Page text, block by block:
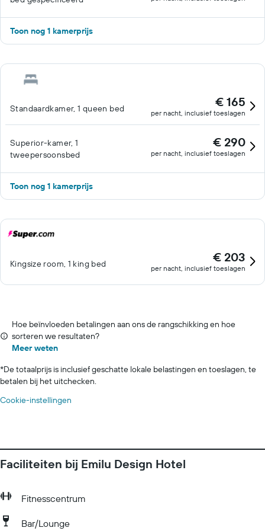
Toon nog 1 kamerprijs
Standaardkamer, 1 queen bed € 165
per nacht, inclusief toeslagen
Superior-kamer, 1
tweepersoonsbed
€ 290
per nacht, inclusief toeslagen
Toon nog 1 kamerprijs
Kingsize room, 1 king bed € 203
per nacht, inclusief toeslagen
Hoe beïnvloeden betalingen aan ons de rangschikking en hoe
sorteren we resultaten?
Meer weten
*De totaalprijs is inclusief geschatte lokale belastingen en toeslagen, te
betalen bij het uitchecken.
Cookie-instellingen
Faciliteiten bij Emilu Design Hotel
Fitnesscentrum
Bar/Lounge